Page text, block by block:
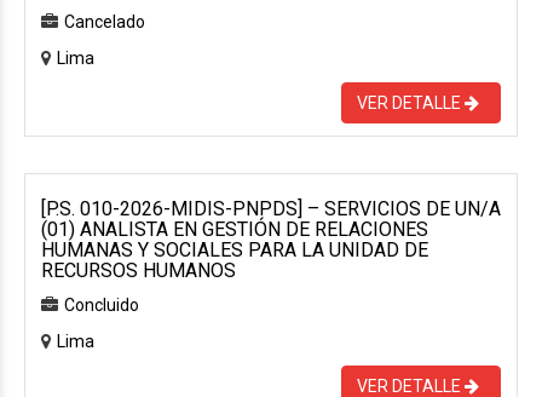
Cancelado
Lima
VER DETALLE
[P.S. 010-2026-MIDIS-PNPDS] – SERVICIOS DE UN/A
(01) ANALISTA EN GESTIÓN DE RELACIONES
HUMANAS Y SOCIALES PARA LA UNIDAD DE
RECURSOS HUMANOS
Concluido
Lima
VER DETALLE